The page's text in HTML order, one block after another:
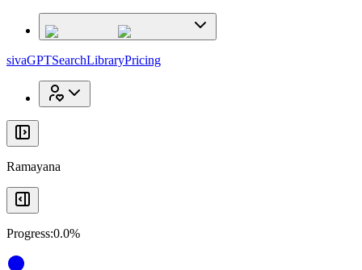
sivaGPTSearchLibraryPricing
Ramayana
Progress:0.0%